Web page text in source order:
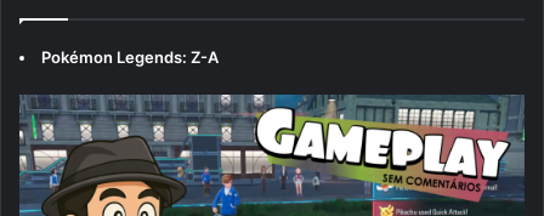
Pokémon Legends: Z-A